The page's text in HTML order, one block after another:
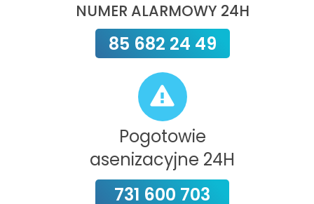
NUMER ALARMOWY 24H
85 682 24 49
Pogotowie
asenizacyjne 24H
731 600 703